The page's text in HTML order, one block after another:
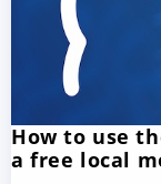
How to use
a free local